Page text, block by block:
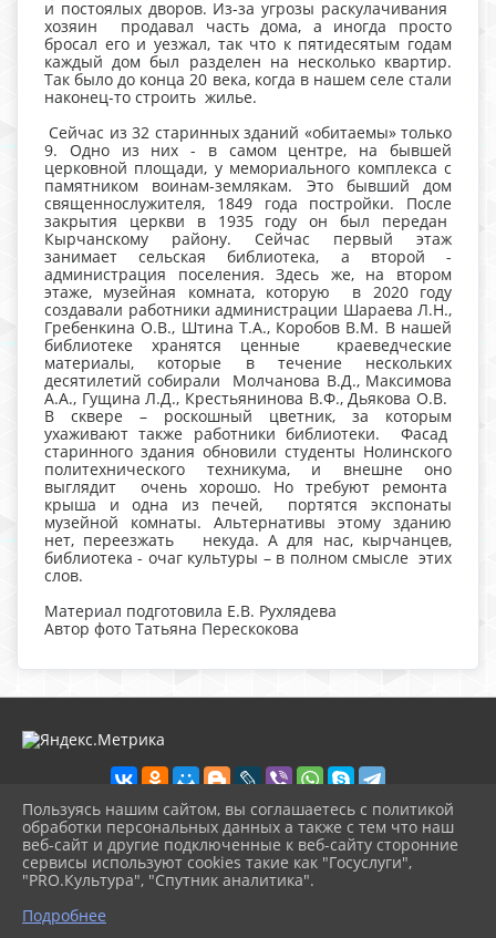
и постоялых дворов. Из-за угрозы раскулачивания
хозяин продавал часть дома, а иногда просто
бросал его и уезжал, так что к пятидесятым годам
каждый дом был разделен на несколько квартир.
Так было до конца 20 века, когда в нашем селе стали
наконец-то строить жилье.
Сейчас из 32 старинных зданий «обитаемы» только
9. Одно из них - в самом центре, на бывшей
церковной площади, у мемориального комплекса с
памятником воинам-землякам. Это бывший дом
священнослужителя, 1849 года постройки. После
закрытия церкви в 1935 году он был передан
Кырчанскому району. Сейчас первый этаж
занимает сельская библиотека, а второй -
администрация поселения. Здесь же, на втором
этаже, музейная комната, которую в 2020 году
создавали работники администрации Шараева Л.Н.,
Гребенкина О.В., Штина Т.А., Коробов В.М. В нашей
библиотеке хранятся ценные краеведческие
материалы, которые в течение нескольких
десятилетий собирали Молчанова В.Д., Максимова
А.А., Гущина Л.Д., Крестьянинова В.Ф., Дьякова О.В.
В сквере – роскошный цветник, за которым
ухаживают также работники библиотеки. Фасад
старинного здания обновили студенты Нолинского
политехнического техникума, и внешне оно
выглядит очень хорошо. Но требуют ремонта
крыша и одна из печей, портятся экспонаты
музейной комнаты. Альтернативы этому зданию
нет, переезжать некуда. А для нас, кырчанцев,
библиотека - очаг культуры – в полном смысле этих
слов.
Материал подготовила Е.В. Рухлядева
Автор фото Татьяна Перескокова
2026 г. nolinsk-museum.ru
Вход
Карта сайта
Политика обработки персональных данных
Пользуясь нашим сайтом, вы соглашаетесь с политикой
обработки персональных данных а также с тем что наш
веб-сайт и другие подключенные к веб-сайту сторонние
сервисы используют cookies такие как "Госуслуги",
"PRO.Культура", "Спутник аналитика".
Подробнее